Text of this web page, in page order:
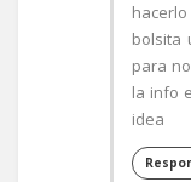
bolsita
para
la info
idea